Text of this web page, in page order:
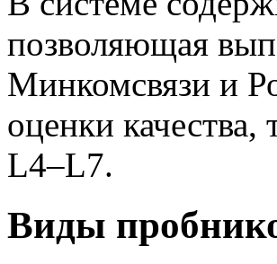
позволяющая
Минкомсвязи и
оценки
L4–L7.
Виды